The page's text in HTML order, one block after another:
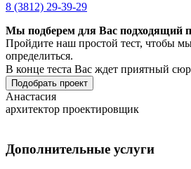
8 (3812) 29-39-29
Мы подберем для Вас подходящий
Пройдите наш простой тест, чтобы
определиться.
В конце теста Вас ждет приятный
Подобрать проект
Анастасия
архитектор проектировщик
Дополнительные услуги